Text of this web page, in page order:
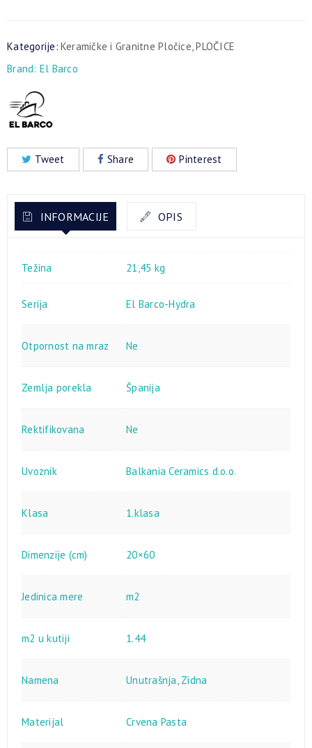
Kategorije: Keramičke i Granitne Pločice,PLOČICE
Brand: El Barco
Tweet Share Pinterest
INFORMACIJE OPIS
Težina 21,45 kg
Serija El Barco-Hydra
Otpornost na mraz Ne
Zemlja porekla Španija
Rektifikovana Ne
Uvoznik Balkania Ceramics d.o.o.
Klasa 1.klasa
Dimenzije (cm) 20×60
Jedinica mere m2
m2 u kutiji 1.44
Namena Unutrašnja, Zidna
Materijal Crvena Pasta